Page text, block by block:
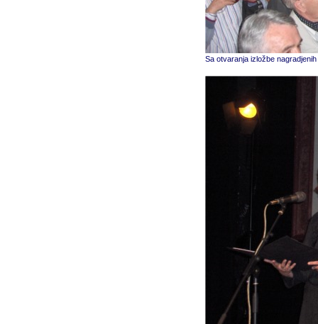
Sa otvaranja izložbe